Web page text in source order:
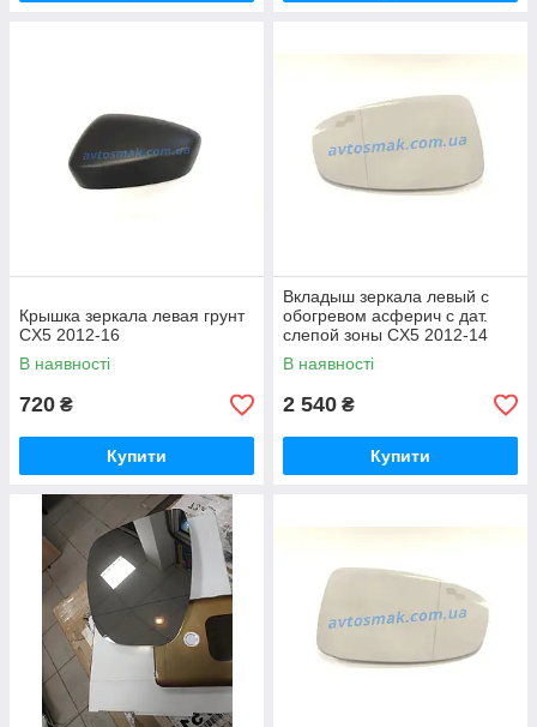
Крышка зеркала левая грунт
CX5 2012-16
В наявності
720 ₴
Купити
Вкладыш зеркала левый с
обогревом асферич с дат.
слепой зоны CX5 2012-14
В наявності
2 540 ₴
Купити